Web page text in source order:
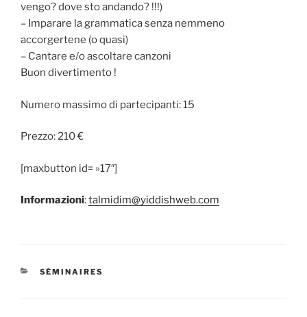
vengo? dove sto andando? !!!)
– Imparare la grammatica senza nemmeno
accorgertene (o quasi)
– Cantare e/o ascoltare canzoni
Buon divertimento !
Numero massimo di partecipanti: 15
Prezzo: 210 €
[maxbutton id= »17″]
Informazioni:talmidim@yiddishweb.com
CATÉGORIES
SÉMINAIRES